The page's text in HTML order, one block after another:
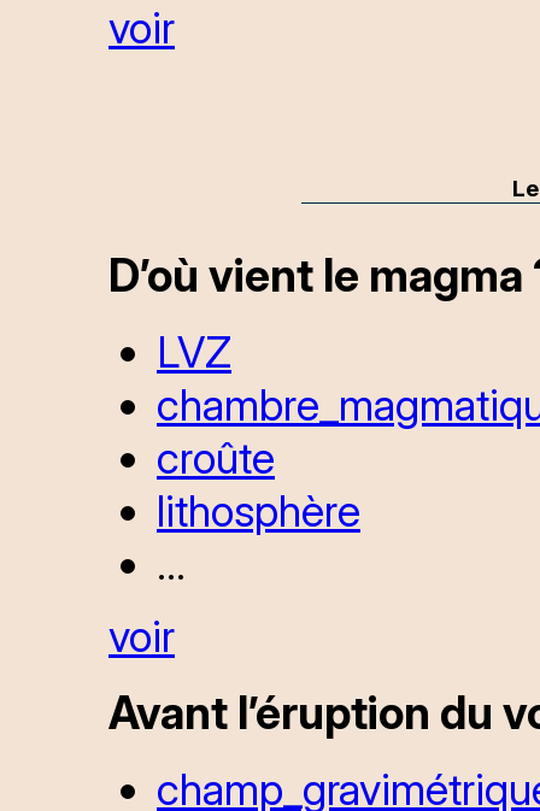
voir
D’où vient le magma
LVZ
croûte
lithosphère
...
voir
Avant l’éruption du